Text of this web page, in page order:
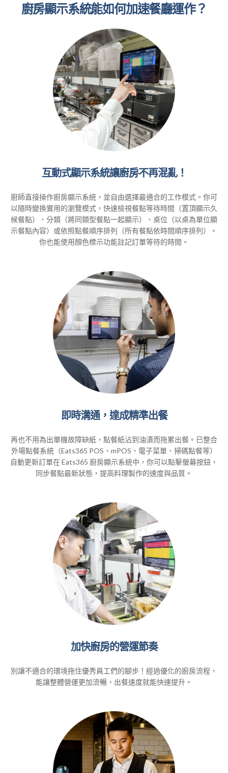
廚房顯示系統能如何加速餐廳運作？
互動式顯示系統讓廚房不再混亂！
廚師直接操作廚房顯示系統，並自由選擇最適合的工作模式。你可
以隨時變換實用的瀏覽模式，快速檢視餐點等待時間（置頂顯示久
候餐點）、分類（將同類型餐點一起顯示）、桌位（以桌為單位顯
示餐點內容）或依照點餐順序排列（所有餐點依時間順序排列）。
你也能使用顏色標示功能註記訂單等待的時間。
即時溝通，達成精準出餐
再也不用為出單機故障缺紙，點餐紙沾到油漬而拖累出餐。已整合
外場點餐系統（Eats365 POS、mPOS、電子菜單、掃碼點餐等）
自動更新訂單在 Eats365 廚房顯示系統中，你可以點擊螢幕按鈕，
同步餐點最新狀態，提高料理製作的速度與品質。
加快廚房的營運節奏
別讓不適合的環境拖住優秀員工們的腳步！經過優化的廚房流程，
能讓整體營運更加流暢，出餐速度就能快速提升。